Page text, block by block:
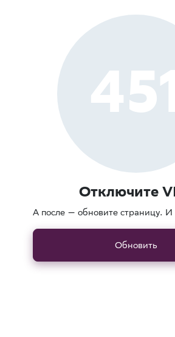
Отключите
А после — обновите страницу. И
Обновить